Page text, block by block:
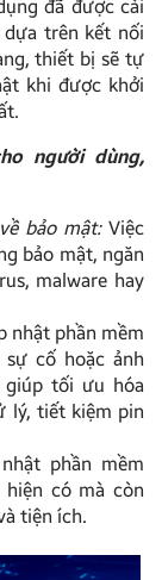
đã được cài
trên kết nối
thiết bị sẽ tự
khi được khởi
người dùng,
bảo mật:Việc
bảo mật, ngăn
malware hay
nhật phần mềm
cố hoặc ảnh
giúp tối ưu hóa
lý, tiết kiệm pin
phần mềm
hiện có mà còn
tiện ích.